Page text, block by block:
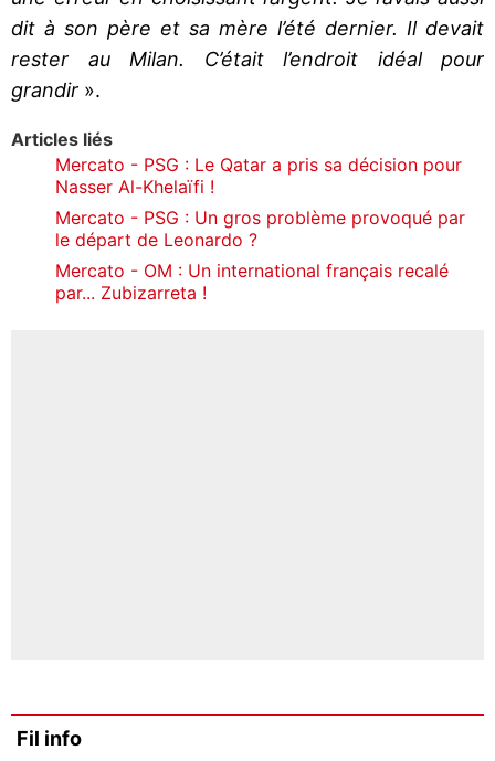
dit à son père et sa mère l’été dernier. Il devait
rester au Milan. C’était l’endroit idéal pour
grandir ».
Articles liés
Mercato - PSG : Le Qatar a pris sa décision pour
Nasser Al-Khelaïfi !
Mercato - PSG : Un gros problème provoqué par
le départ de Leonardo ?
Mercato - OM : Un international français recalé
par... Zubizarreta !
Fil info